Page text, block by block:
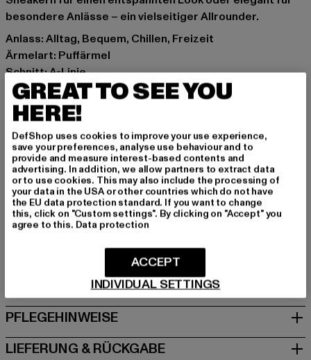
besondere Anlässe – ein vielseitiger Allrounder.
Anlass: Alltag, Bequem, Chillen, Freizeit
Ärmelart: Puffärmel
Schnitt: A-Linie
Marke: Cloud5ive
Kat.: Bekleidung
Farbe: beige
Hersteller Farbe: beige
Materialzusammensetzung: 95% Polyester, 5% Elasthan
Art.Nr: CL6170-00003
Hersteller: Styleboom Textilhandels GmbH & Co. KG |
info@77onlineshop.eu
GRÖSSE & PASSFORM
PFLEGEHINWEISE
LIEFERUNG & RÜCKGABE
GREAT TO SEE YOU
HERE!
DefShop uses cookies to improve your use experience,
save your preferences, analyse use behaviour and to
provide and measure interest-based contents and
advertising. In addition, we allow partners to extract data
or to use cookies. This may also include the processing of
your data in the USA or other countries which do not have
the EU data protection standard. If you want to change
this, click on "Custom settings". By clicking on "Accept" you
agree to this. Data protection
INDIVIDUAL SETTINGS
ACCEPT